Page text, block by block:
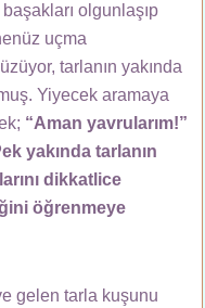
olgunlaşıp
uçma
tarlanın yakında
Yiyecek aramaya
“Aman yavrularım!”
yakında tarlanın
dikkatlice
öğrenmeye
gelen tarla kuşunu